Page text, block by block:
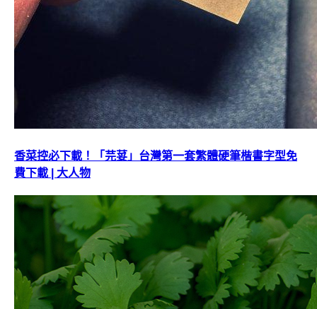
香菜控必下載！「芫荽」台灣第一套繁體硬筆楷書字型免
費下載 | 大人物